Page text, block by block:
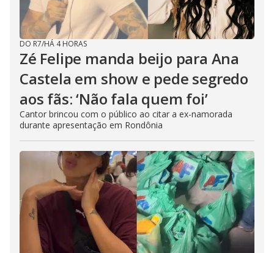
DO R7/HÁ 4 HORAS
Zé Felipe manda beijo para Ana
Castela em show e pede segredo
aos fãs: ‘Não fala quem foi’
Cantor brincou com o público ao citar a ex-namorada
durante apresentação em Rondônia